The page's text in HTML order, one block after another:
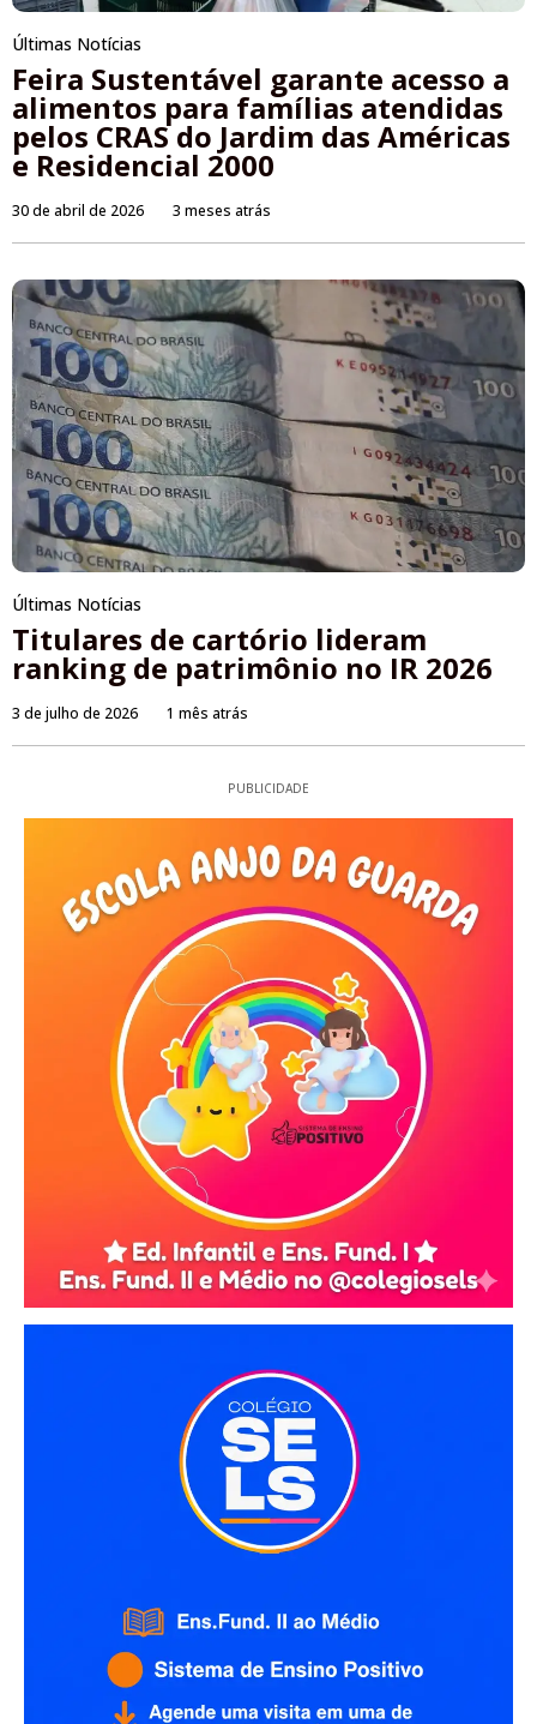
Últimas Notícias
Feira Sustentável garante acesso a
alimentos para famílias atendidas
pelos CRAS do Jardim das Américas
e Residencial 2000
30 de abril de 2026 3 meses atrás
Últimas Notícias
Titulares de cartório lideram
ranking de patrimônio no IR 2026
3 de julho de 2026 1 mês atrás
PUBLICIDADE